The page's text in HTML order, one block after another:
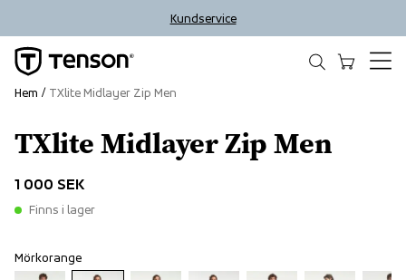
Kundservice
TXlite Midlayer Zip Men
1 000 SEK
Finns i lager
Mörkorange
Hem TXlite Midlayer Zip Men